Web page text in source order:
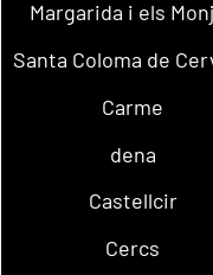
Margarida i els
Santa Coloma de
Carme
dena
Castellcir
Cercs